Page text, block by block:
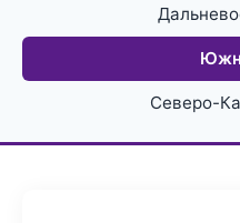
Северо-